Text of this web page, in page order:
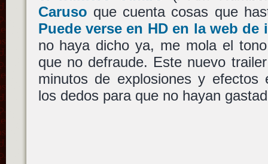
Caruso que cuenta cosas que
Puede verse en HD en la web de
no haya dicho ya, me mola el
que no defraude. Este nuevo
minutos de explosiones y efectos
los dedos para que no hayan